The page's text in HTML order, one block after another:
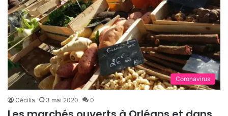
Coronavirus
Cécilia 3 mai 2020 0